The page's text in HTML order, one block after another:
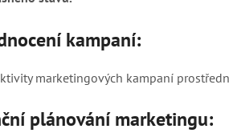
kampaní:
marketingových kampaní
plánování marketingu: